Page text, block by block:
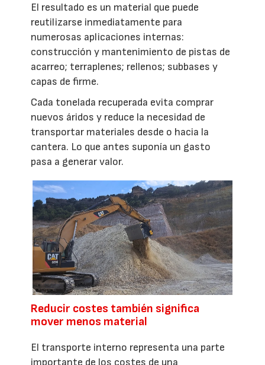
El resultado es un material que puede
reutilizarse inmediatamente para
numerosas aplicaciones internas:
construcción y mantenimiento de pistas de
acarreo; terraplenes; rellenos; subbases y
capas de firme.
Cada tonelada recuperada evita comprar
nuevos áridos y reduce la necesidad de
transportar materiales desde o hacia la
cantera. Lo que antes suponía un gasto
pasa a generar valor.
Reducir costes también significa
mover menos material
El transporte interno representa una parte
importante de los costes de una